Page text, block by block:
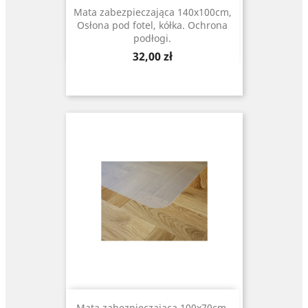
Mata zabezpieczająca 140x100cm,
Osłona pod fotel, kółka. Ochrona
podłogi.
Cena
32,00 zł